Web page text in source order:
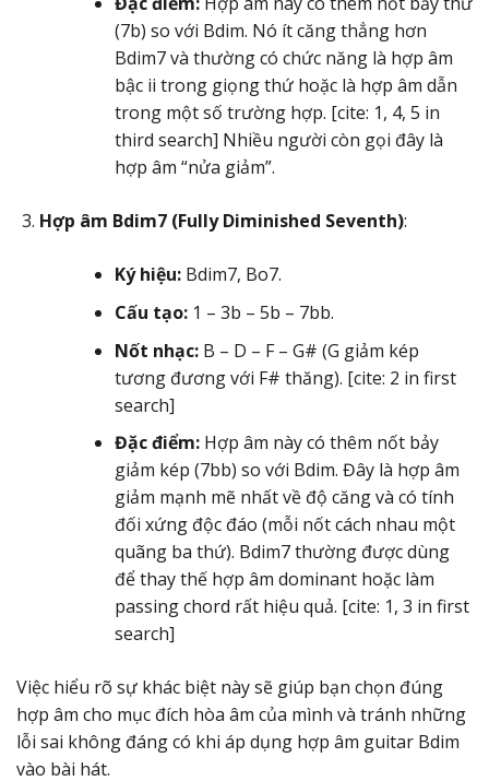
(7b) so với Bdim. Nó ít căng thẳng hơn
Bdim7 và thường có chức năng là hợp âm
bậc ii trong giọng thứ hoặc là hợp âm dẫn
trong một số trường hợp. [cite: 1, 4, 5 in
third search] Nhiều người còn gọi đây là
hợp âm “nửa giảm”.
Hợp âm Bdim7 (Fully Diminished Seventh):
Ký hiệu:Bdim7, Bo7.
Cấu tạo:1 – 3b – 5b – 7bb.
Nốt nhạc:B – D – F – G# (G giảm kép
tương đương với F# thăng). [cite: 2 in first
search]
Đặc điểm:Hợp âm này có thêm nốt bảy
giảm kép (7bb) so với Bdim. Đây là hợp âm
giảm mạnh mẽ nhất về độ căng và có tính
đối xứng độc đáo (mỗi nốt cách nhau một
quãng ba thứ). Bdim7 thường được dùng
để thay thế hợp âm dominant hoặc làm
passing chord rất hiệu quả. [cite: 1, 3 in first
search]
Việc hiểu rõ sự khác biệt này sẽ giúp bạn chọn đúng
hợp âm cho mục đích hòa âm của mình và tránh những
lỗi sai không đáng có khi áp dụng hợp âm guitar Bdim
vào bài hát.